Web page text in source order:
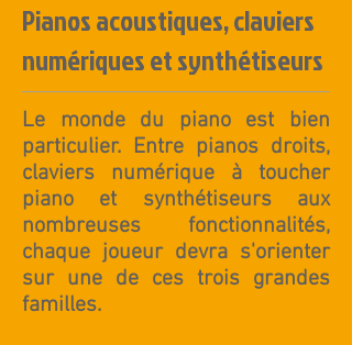
Pianos acoustiques, claviers
numériques et synthétiseurs
Le monde du piano est bien
particulier. Entre pianos droits,
claviers numérique à toucher
piano et synthétiseursaux
nombreuses fonctionnalités,
chaque joueur devra s'orienter
sur une de ces trois grandes
familles.